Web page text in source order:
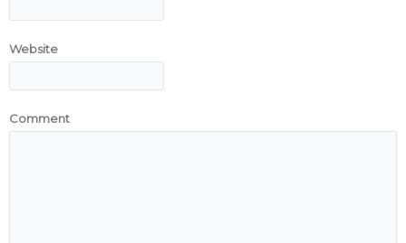
Website
Comment